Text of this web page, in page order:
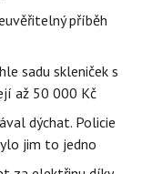
příběh
sadu skleniček s
až 50 000 Kč
dýchat. Policie
jim to jedno